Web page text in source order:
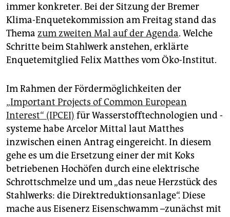
genossenschaft
epaper login
immer konkreter. Bei der Sitzung der Bremer
Klima-Enquetekommission am Freitag stand das
Thema zum zweiten Mal auf der Agenda. Welche
Schritte beim Stahlwerk anstehen, erklärte
Enquetemitglied Felix Matthes vom Öko-Institut.
Im Rahmen der Fördermöglichkeiten der
„Important Projects of Common European
Interest“ (IPCEI) für Wasserstofftechnologien und -
systeme habe Arcelor Mittal laut Matthes
inzwischen einen Antrag eingereicht. In diesem
gehe es um die Ersetzung einer der mit Koks
betriebenen Hochöfen durch eine elektrische
Schrottschmelze und um „das neue Herzstück des
Stahlwerks: die Direktreduktionsanlage“. Diese
mache aus Eisenerz Eisenschwamm –zunächst mit